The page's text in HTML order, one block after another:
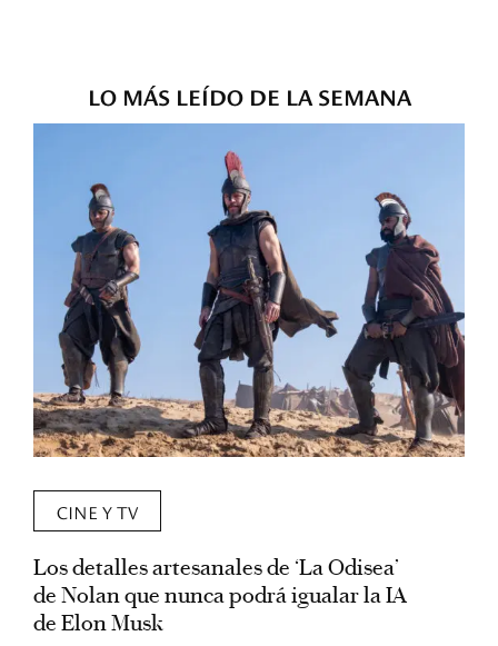
LO MÁS LEÍDO DE LA SEMANA
CINE Y TV
Los detalles artesanales de ‘La Odisea’
de Nolan que nunca podrá igualar la IA
de Elon Musk